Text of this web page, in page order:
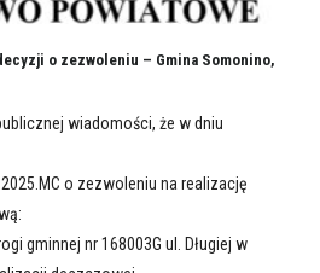
o zezwoleniu – Gmina Somonino,
wiadomości, że w dniu
o zezwoleniu na realizację
gminnej nr 168003G ul. Długiej w